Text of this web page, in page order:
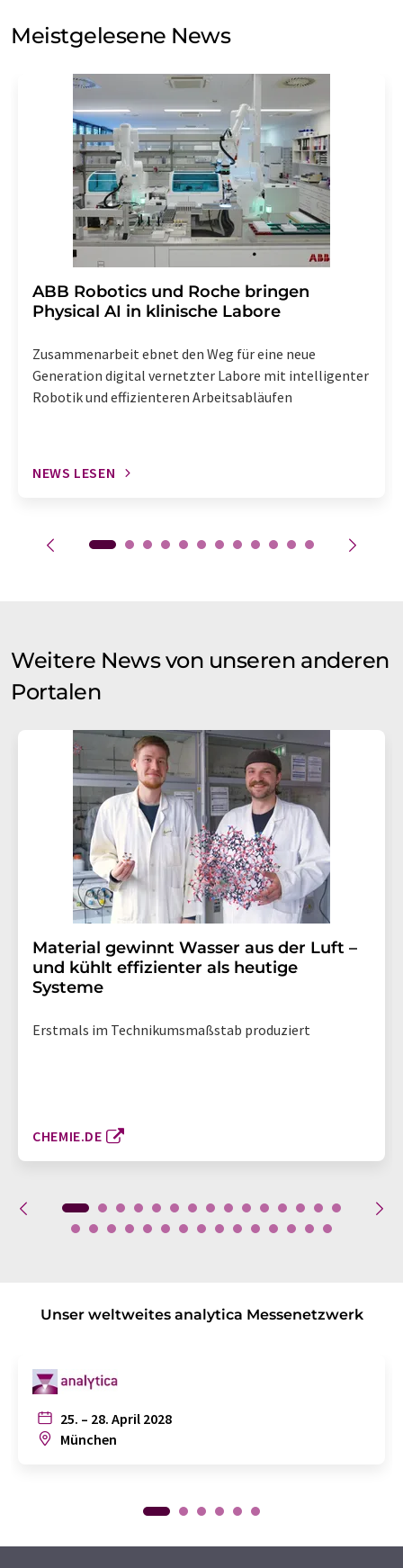
Meinungsforschung per E-Mail kontaktieren. Ihre
Einwilligung können Sie jederzeit ohne Angabe von
Str. 2, 12489 Berlin oder per E-Mail unter
widerruf@lumitos.commit Wirkung für die Zukunft
widerrufen. Zudem ist in jeder E-Mail ein Link zur
Abbestellung des entsprechenden Newsletters
enthalten.
Meistgelesene News
​​​​​​​ABB Robotics und Roche bringen
Physical AI in klinische Labore
Zusammenarbeit ebnet den Weg für eine neue
Generation digital vernetzter Labore mit intelligenter
Robotik und effizienteren Arbeitsabläufen
NEWS LESEN
Weitere News von unseren anderen
Portalen
Material gewinnt Wasser aus der Luft –
und kühlt effizienter als heutige
Systeme
Erstmals im Technikumsmaßstab produziert
CHEMIE.DE
Unser weltweites analytica Messenetzwerk
25. – 28. April 2028
München